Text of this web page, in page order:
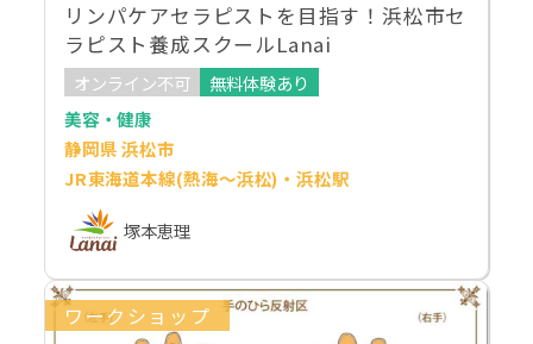
リンパケアセラピストを目指す！浜松市セ
ラピスト養成スクールLanai
オンライン不可
無料体験あり
美容・健康
静岡県 浜松市
JR東海道本線(熱海～浜松)・浜松駅
塚本恵理
ワークショップ